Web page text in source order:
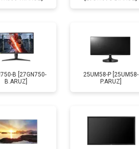
B [27GN750-
B.ARUZ]
25UM58-P [25UM58-
P.ARUZ]